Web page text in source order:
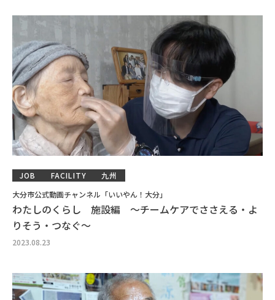
JOB FACILITY
九州
大分市公式動画チャンネル「いいやん！大分」
わたしのくらし 施設編 ～チームケアでささえる・よ
りそう・つなぐ～
2023.08.23